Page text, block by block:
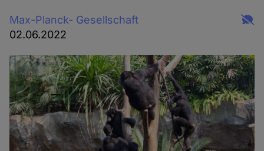
Max-Planck- Gesellschaft
02.06.2022